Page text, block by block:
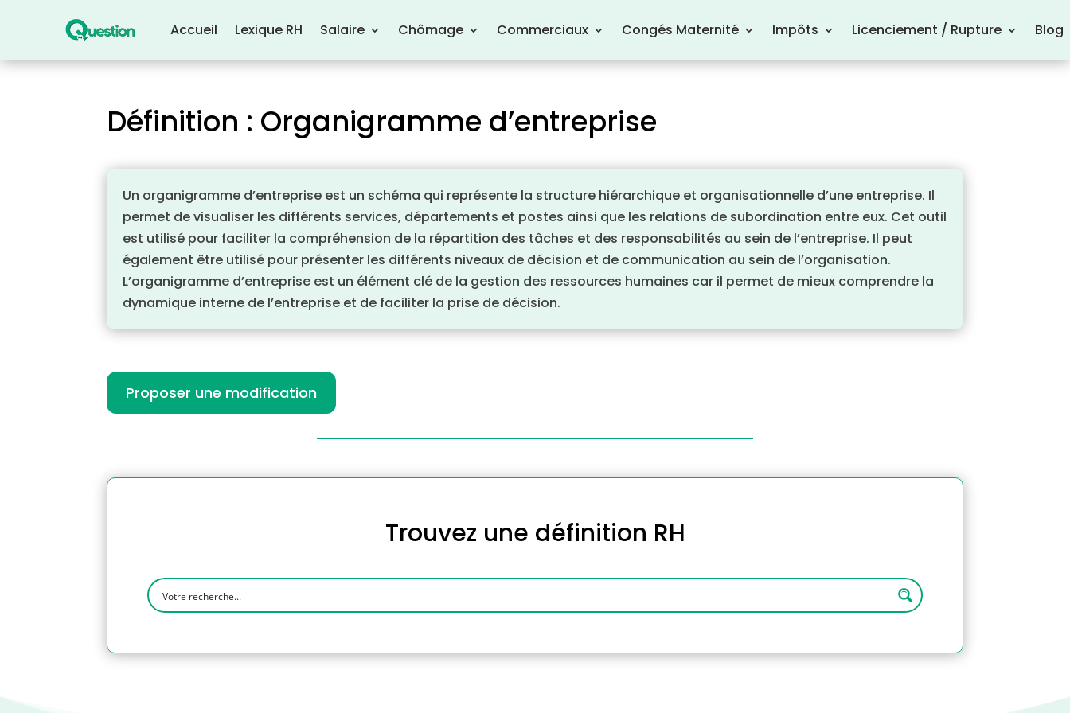
Accueil Lexique RH Salaire Chômage Commerciaux Congés Maternité Impôts Licenciement / Rupture Blog
Définition : Organigramme d’entreprise
Un organigramme d’entreprise est un schéma qui représente la structure hiérarchique et organisationnelle d’une entreprise. Il
permet de visualiser les différents services, départements et postes ainsi que les relations de subordination entre eux. Cet outil
est utilisé pour faciliter la compréhension de la répartition des tâches et des responsabilités au sein de l’entreprise. Il peut
également être utilisé pour présenter les différents niveaux de décision et de communication au sein de l’organisation.
L’organigramme d’entreprise est un élément clé de la gestion des ressources humaines car il permet de mieux comprendre la
dynamique interne de l’entreprise et de faciliter la prise de décision.
Proposer une modification
Trouvez une définition RH